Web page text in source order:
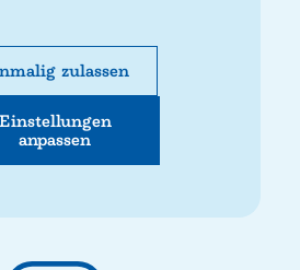
zulassen
Einstellungen
anpassen